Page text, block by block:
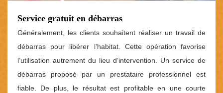
Service gratuit en débarras
Généralement, les clients souhaitent réaliser un travail de
débarras pour libérer l’habitat. Cette opération favorise
l’utilisation autrement du lieu d’intervention. Un service de
débarras proposé par un prestataire professionnel est
fiable. De plus, le résultat est profitable en une courte